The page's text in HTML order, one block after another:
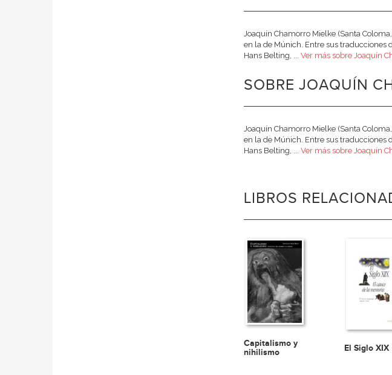
Joaquín Chamorro Mielke (Santa
en la de Múnich. Entre sus traducciones
Hans Belting, ... Ver más sobre Joaquín
SOBRE JOAQUÍN
Joaquín Chamorro Mielke (Santa
en la de Múnich. Entre sus traducciones
Hans Belting, ... Ver más sobre Joaquín
LIBROS
Capitalismo y
nihilismo
El Siglo XIX